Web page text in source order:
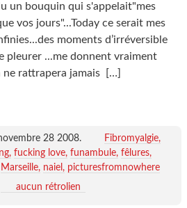
un bouquin qui s'appelait"mes
vos jours"...Today ce serait mes
moments d’irréversible
pleurer ...me donnent vraiment
ne rattrapera jamais
[…]
28 2008.
Fibromyalgie,
fucking love funambule fêlures
Marseille naiel
picturesfromnowhere
aucun rétrolien